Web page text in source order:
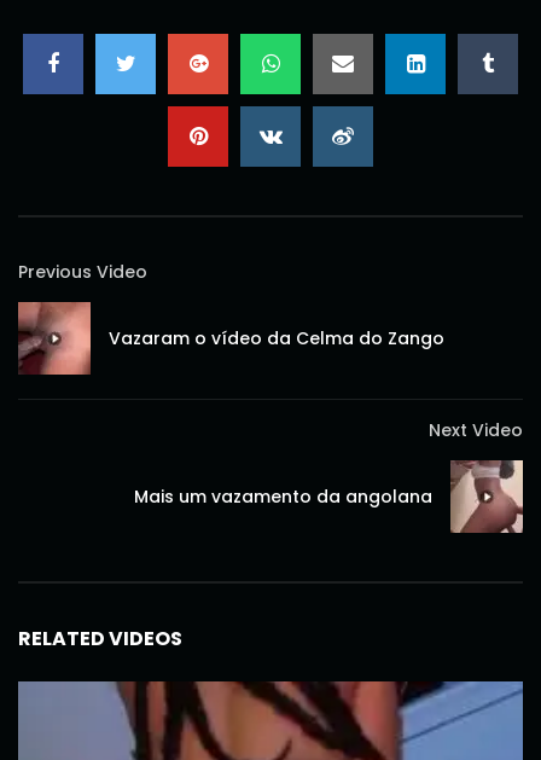
Previous Video
Vazaram o vídeo da Celma do Zango
Next Video
Mais um vazamento da angolana
RELATED VIDEOS